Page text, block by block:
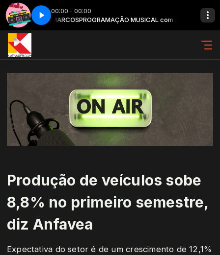
00:00 - 00:00
ANTONIO MARCOSPROGRAMAÇÃO MUSICAL com ANTONIO MARCOS
Remember - Parte 4
Produção de veículos sobe
8,8% no primeiro semestre,
diz Anfavea
Expectativa do setor é de um crescimento de 12,1%